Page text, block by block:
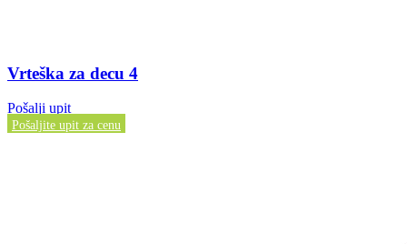
Vrteška za decu 4
Pošalji upit
Pošaljite upit za cenu